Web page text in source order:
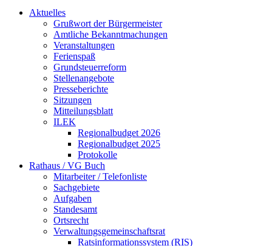
Aktuelles
Grußwort der Bürgermeister
Amtliche Bekanntmachungen
Veranstaltungen
Ferienspaß
Grundsteuerreform
Stellenangebote
Presseberichte
Sitzungen
Mitteilungsblatt
ILEK
Regionalbudget 2026
Regionalbudget 2025
Protokolle
Rathaus / VG Buch
Mitarbeiter / Telefonliste
Sachgebiete
Aufgaben
Standesamt
Ortsrecht
Verwaltungsgemeinschaftsrat
Ratsinformationssystem (RIS)